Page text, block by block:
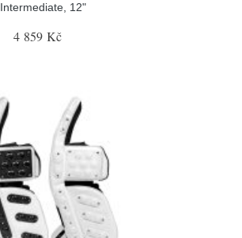
Intermediate, 12"
4 859 Kč